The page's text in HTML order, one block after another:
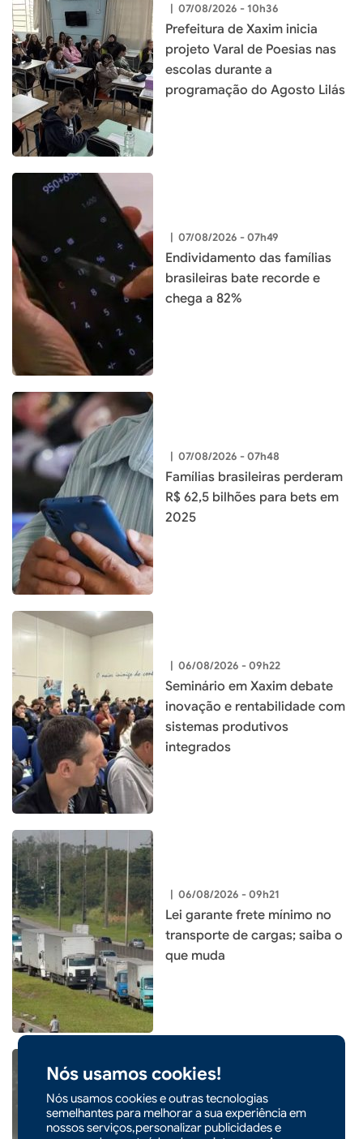
Nós usamos cookies!
Nós usamos cookies e outras tecnologias
semelhantes para melhorar a sua experiência em
nossos serviços,personalizar publicidades e
| 07/08/2026 - 10h36
Prefeitura de Xaxim inicia
projeto Varal de Poesias nas
escolas durante a
programação do Agosto Lilás
| 07/08/2026 - 07h49
Endividamento das famílias
brasileiras bate recorde e
chega a 82%
| 07/08/2026 - 07h48
Famílias brasileiras perderam
R$ 62,5 bilhões para bets em
2025
| 06/08/2026 - 09h22
Seminário em Xaxim debate
inovação e rentabilidade com
sistemas produtivos
integrados
| 06/08/2026 - 09h21
Lei garante frete mínimo no
transporte de cargas; saiba o
que muda
| 05/08/2026 - 14h54
Entenda o que é o ciclone